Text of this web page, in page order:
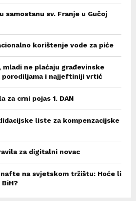
samostanu sv. Franje u Gučoj
korištenje vode za piće
mladi ne plaćaju građevinske
porodiljama i najjeftiniji vrtić
za crni pojas 1. DAN
liste za kompenzacijske
za digitalni novac
nafte na svjetskom tržištu: Hoće li